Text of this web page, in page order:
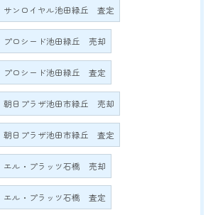
サンロイヤル池田緑丘 査定
プロシード池田緑丘 売却
プロシード池田緑丘 査定
朝日プラザ池田市緑丘 売却
朝日プラザ池田市緑丘 査定
エル・プラッツ石橋 売却
エル・プラッツ石橋 査定